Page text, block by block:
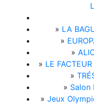
» LA
»
»
» LE
»
» Salon
» Jeux